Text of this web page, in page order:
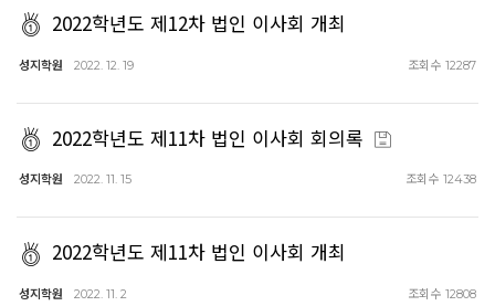
2022학년도 제12차 법인 이사회 개최
성지학원 2022. 12. 19 조회수 12287
2022학년도 제11차 법인 이사회 회의록
성지학원 2022. 11. 15 조회수 12438
2022학년도 제11차 법인 이사회 개최
성지학원 2022. 11. 2 조회수 12808